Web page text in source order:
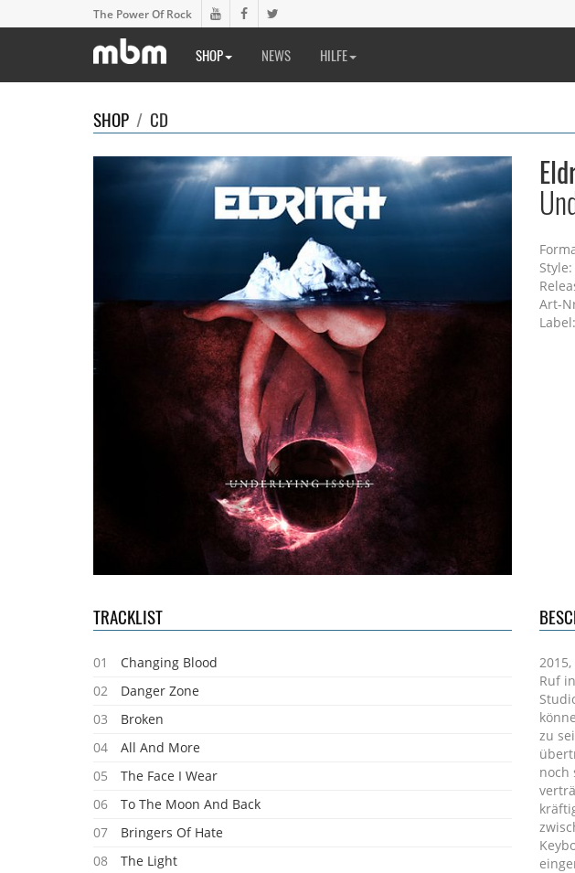
The Power Of Rock
SHOP NEWS HILFE
SHOP / CD
Style:
Art-
Label:
TRACKLIST
01
Changing Blood
02
Danger Zone
03
Broken
04
All And More
05
The Face I Wear
06
To The Moon And Back
07
Bringers Of Hate
08
The Light
Ruf
zu
noch